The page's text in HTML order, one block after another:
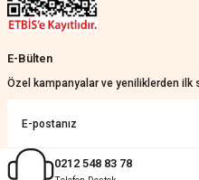
Merve Özen | 17/07/2026
KeRiM BeRBeR | 16/07/2026
Sorunsuz ve güvenilir
Muhammed Adsiz | 14/07/2026
E-Bülten
Özel kampanyalar ve yeniliklerden ilk
0212 548 83 78